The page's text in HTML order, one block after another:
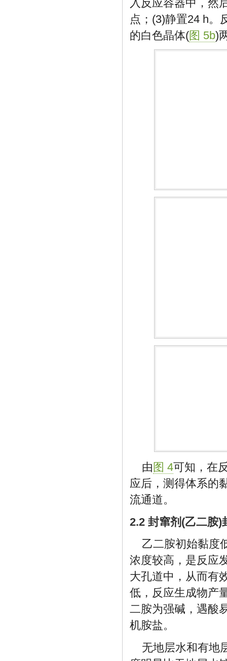
入反应容器中，然
点；(3)静置24 h。
的白色晶体(图 5b)
由 图 4可知，在
应后，测得体系的
流通道。
2.2 封窜剂(乙二胺)
乙二胺初始黏度
浓度较高，是反应
大孔道中，从而有
低，反应生成物产
二胺为强碱，遇酸
机胺盐。
无地层水和有地